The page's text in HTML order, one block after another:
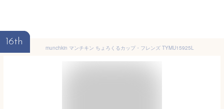
16th
munchkin マンチキン ちょろくるカップ・フレンズ TYMU15925L